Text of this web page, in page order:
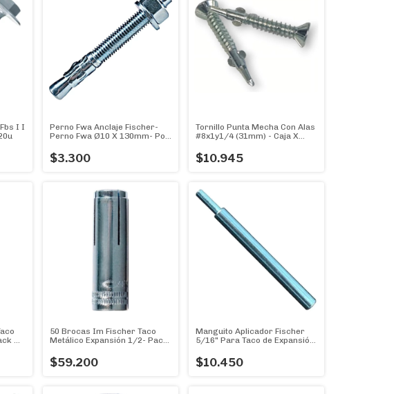
I I
Perno Fwa Anclaje Fischer-
Perno Fwa Ø10 X 130mm- Por
$3.300
Tornillo Punta Mecha Con Alas
#8x1y1/4 (31mm) - Caja X
$10.945
X
50 Brocas Im Fischer Taco
Metálico Expansión 1/2- Pack
$59.200
Manguito Aplicador Fischer
5/16" Para Taco de Expansión
$10.450